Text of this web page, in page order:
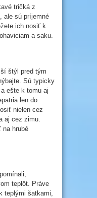
tričká z
ale sú príjemné
ich nosiť k
a saku.
štýl pred tým
Sú typicky
ešte k tomu aj
len do
nielen cez
aj cez zimu.
na hrubé
teplôt. Práve
teplými šatkami,